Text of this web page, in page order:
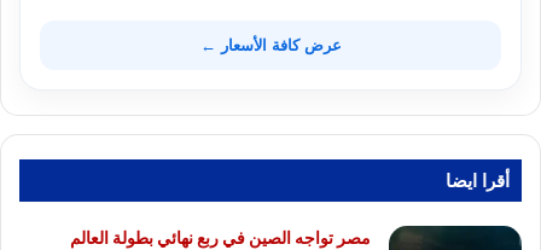
عرض كافة الأسعار ←
أقرا ايضا
مصر تواجه الصين في ربع نهائي بطولة العالم